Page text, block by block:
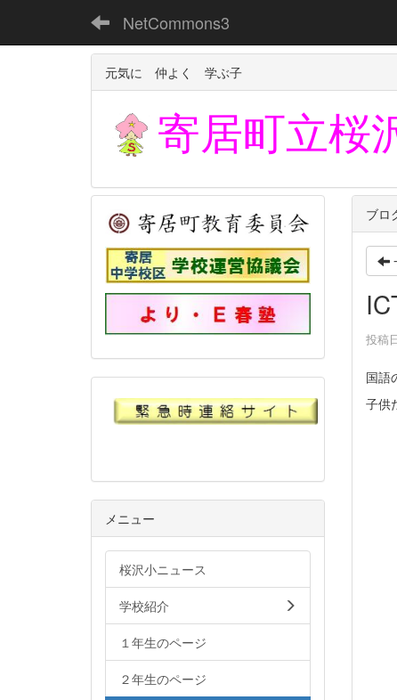
NetCommons3
元気に 仲よく 学ぶ子
寄居町立桜
ブロ
投稿
国語
子供
メニュー
桜沢小ニュース
学校紹介
１年生のページ
２年生のページ